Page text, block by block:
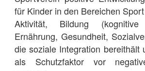
für Kinder in den Bereichen
Aktivität, Bildung (kognitive
Ernährung, Gesundheit,
die soziale Integration bereithält
als Schutzfaktor vor